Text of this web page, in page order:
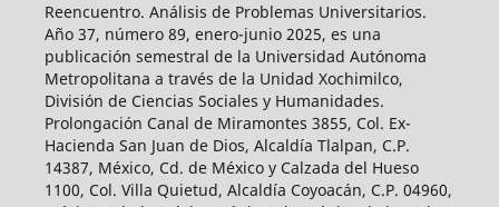
Reencuentro. Análisis de Problemas Universitarios.
Año 37, número 89, enero-junio 2025, es una
publicación semestral de la Universidad Autónoma
Metropolitana a través de la Unidad Xochimilco,
División de Ciencias Sociales y Humanidades.
Prolongación Canal de Miramontes 3855, Col. Ex-
Hacienda San Juan de Dios, Alcaldía Tlalpan, C.P.
14387, México, Cd. de México y Calzada del Hueso
1100, Col. Villa Quietud, Alcaldía Coyoacán, C.P. 04960,